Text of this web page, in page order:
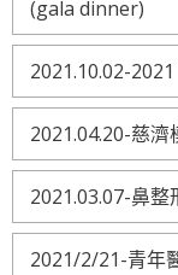
(gala dinner)
2021.10.02-
2021.04.20-慈
2021.03.07-鼻
2021/2/21-青年